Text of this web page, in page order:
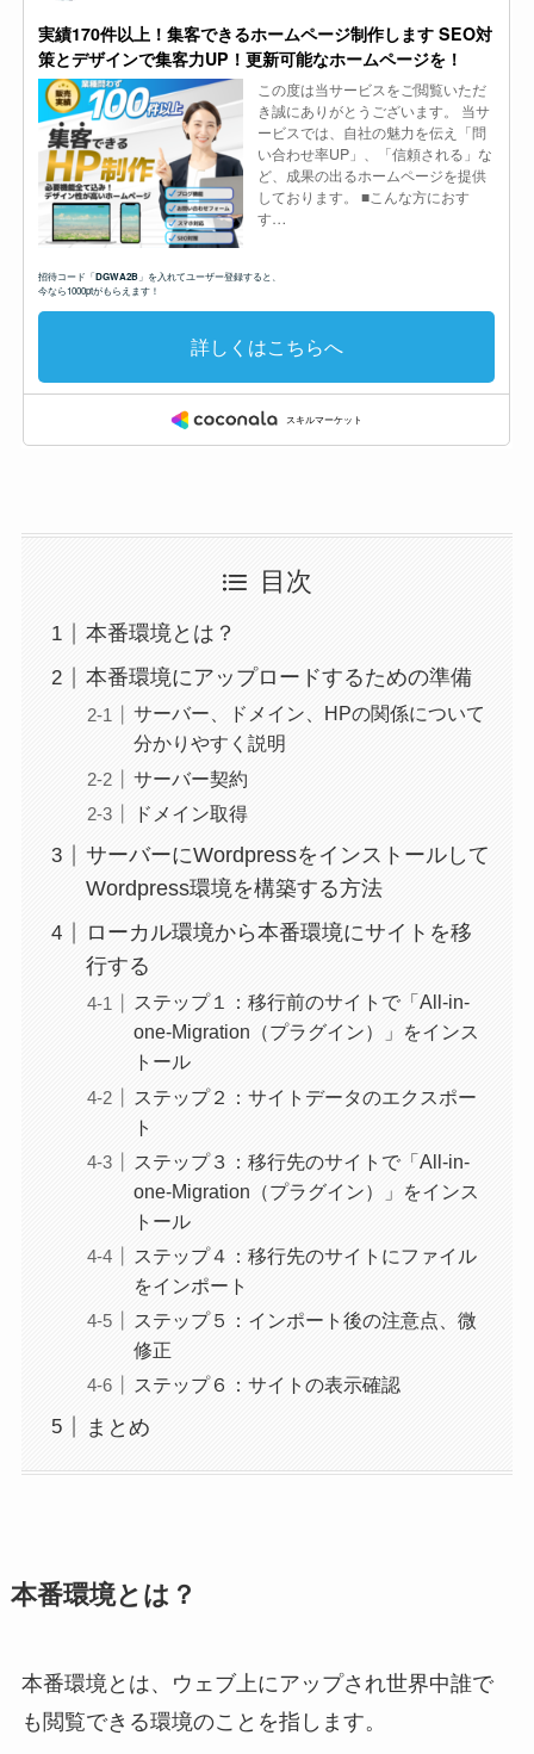
目次
本番環境とは？
本番環境にアップロードするための準備
サーバー、ドメイン、HPの関係について
分かりやすく説明
サーバー契約
ドメイン取得
サーバーにWordpressをインストールして
Wordpress環境を構築する方法
ローカル環境から本番環境にサイトを移
行する
ステップ１：移行前のサイトで「All-in-
one-Migration（プラグイン）」をインス
トール
ステップ２：サイトデータのエクスポー
ト
ステップ３：移行先のサイトで「All-in-
one-Migration（プラグイン）」をインス
トール
ステップ４：移行先のサイトにファイル
をインポート
ステップ５：インポート後の注意点、微
修正
ステップ６：サイトの表示確認
まとめ
本番環境とは？
本番環境とは、ウェブ上にアップされ世界中誰で
も閲覧できる環境のことを指します。